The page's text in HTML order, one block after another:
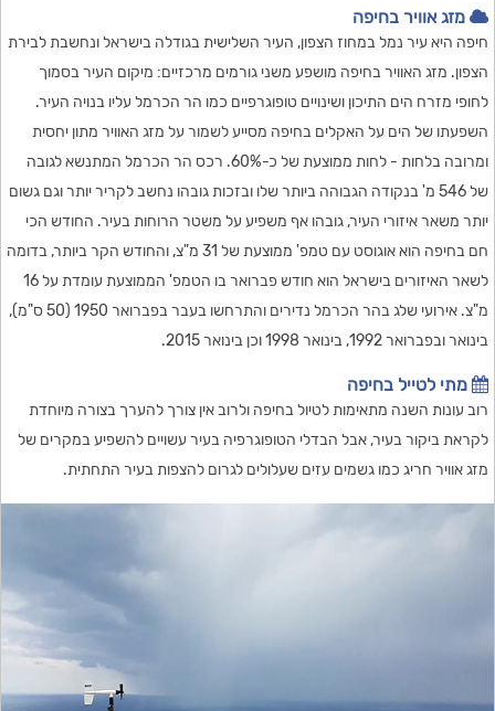
מזג אוויר בחיפה
חיפה היא עיר נמל במחוז הצפון, העיר השלישית בגודלה בישראל ונחשבת לבירת
הצפון. מזג האוויר בחיפה מושפע משני גורמים מרכזיים: מיקום העיר בסמוך
לחופי מזרח הים התיכון ושינויים טופוגרפיים כמו הר הכרמל עליו בנויה העיר.
השפעתו של הים על האקלים בחיפה מסייע לשמור על מזג האוויר מתון יחסית
ומרובה בלחות - לחות ממוצעת של כ-60%. רכס הר הכרמל המתנשא לגובה
של 546 מ' בנקודה הגבוהה ביותר שלו ובזכות גובהו נחשב לקריר יותר וגם גשום
יותר משאר איזורי העיר, גובהו אף משפיע על משטר הרוחות בעיר. החודש הכי
חם בחיפה הוא אוגוסט עם טמפ' ממוצעת של 31 מ"צ, והחודש הקר ביותר, בדומה
לשאר האיזורים בישראל הוא חודש פברואר בו הטמפ' הממוצעת עומדת על 16
מ"צ. אירועי שלג בהר הכרמל נדירים והתרחשו בעבר בפברואר 1950 (50 ס"מ),
בינואר ובפברואר 1992, בינואר 1998 וכן בינואר 2015.
מתי לטייל בחיפה
רוב עונות השנה מתאימות לטיול בחיפה ולרוב אין צורך להערך בצורה מיוחדת
לקראת ביקור בעיר, אבל הבדלי הטופוגרפיה בעיר עשויים להשפיע במקרים של
מזג אוויר חריג כמו גשמים עזים שעלולים לגרום להצפות בעיר התחתית.